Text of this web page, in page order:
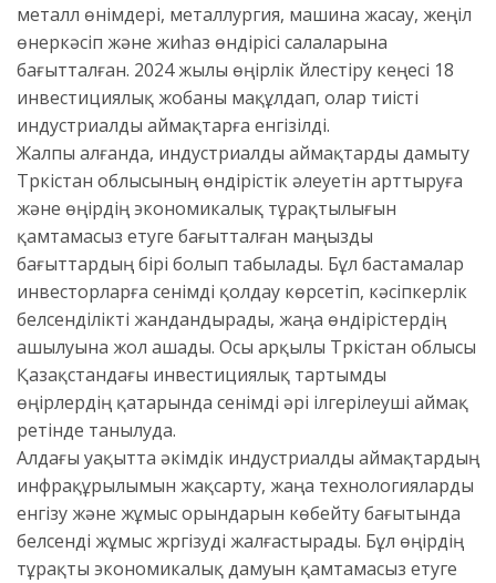
металл өнімдері, металлургия, машина жасау, жеңіл
өнеркәсіп және жиһаз өндірісі салаларына
бағытталған. 2024 жылы өңірлік үйлестіру кеңесі 18
инвестициялық жобаны мақұлдап, олар тиісті
индустриалды аймақтарға енгізілді.
Жалпы алғанда, индустриалды аймақтарды дамыту
Түркістан облысының өндірістік әлеуетін арттыруға
және өңірдің экономикалық тұрақтылығын
қамтамасыз етуге бағытталған маңызды
бағыттардың бірі болып табылады. Бұл бастамалар
инвесторларға сенімді қолдау көрсетіп, кәсіпкерлік
белсенділікті жандандырады, жаңа өндірістердің
ашылуына жол ашады. Осы арқылы Түркістан облысы
Қазақстандағы инвестициялық тартымды
өңірлердің қатарында сенімді әрі ілгерілеуші аймақ
ретінде танылуда.
Алдағы уақытта әкімдік индустриалды аймақтардың
инфрақұрылымын жақсарту, жаңа технологияларды
енгізу және жұмыс орындарын көбейту бағытында
белсенді жұмыс жүргізуді жалғастырады. Бұл өңірдің
тұрақты экономикалық дамуын қамтамасыз етуге